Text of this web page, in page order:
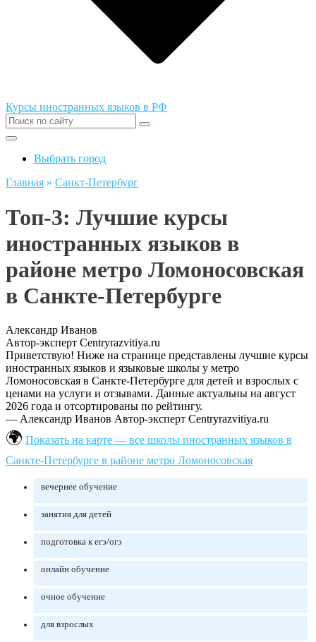
Курсы иностранных языков в РФ
Выбрать город
Главная » Санкт-Петербург
Топ-3: Лучшие курсы
иностранных языков в
районе метро Ломоносовская
в Санкте-Петербурге
Александр Иванов
Автор-эксперт Centryrazvitiya.ru
Приветствую! Ниже на странице представлены лучшие курсы
иностранных языков и языковые школы у метро
Ломоносовская в Санкте-Петербурге для детей и взрослых с
ценами на услуги и отзывами. Данные актуальны на август
2026 года и отсортированы по рейтингу.
— Александр Иванов Автор-эксперт Centryrazvitiya.ru
Показать на карте — все школы иностранных языков в
Санкте-Петербурге в районе метро Ломоносовская
вечернее обучение
занятия для детей
подготовка к егэ/огэ
онлайн обучение
очное обучение
для взрослых